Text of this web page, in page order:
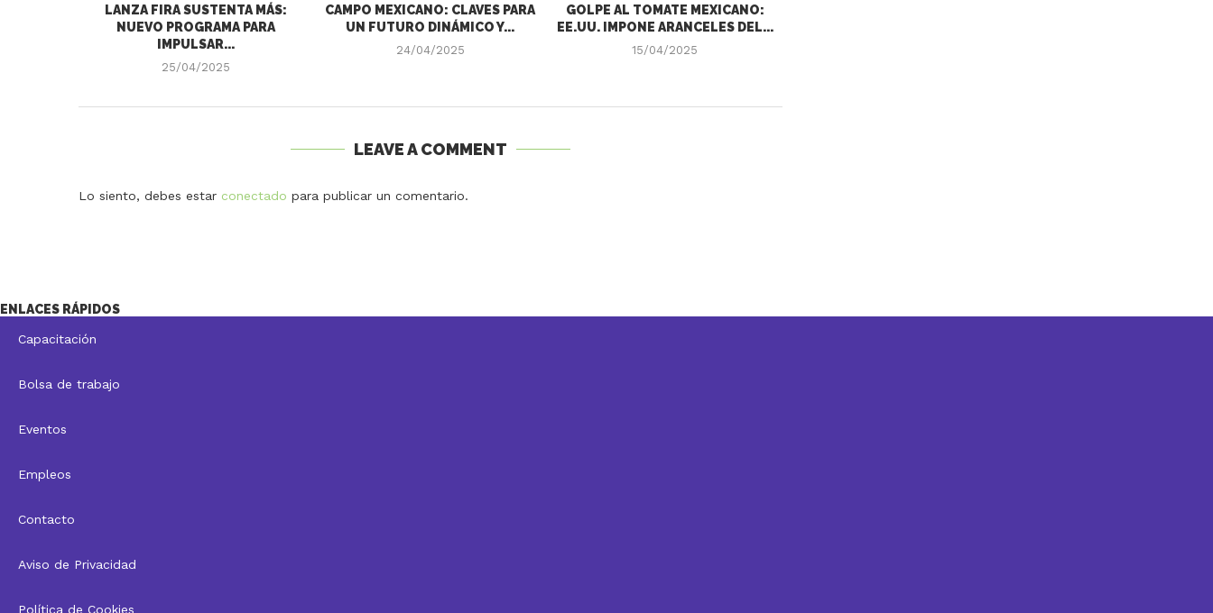
LANZA FIRA SUSTENTA MÁS:
NUEVO PROGRAMA PARA
IMPULSAR...
25/04/2025
CAMPO MEXICANO: CLAVES PARA
UN FUTURO DINÁMICO Y...
24/04/2025
GOLPE AL TOMATE MEXICANO:
EE.UU. IMPONE ARANCELES DEL...
15/04/2025
LEAVE A COMMENT
Lo siento, debes estar conectado para publicar un comentario.
ENLACES RÁPIDOS
Capacitación
Bolsa de trabajo
Eventos
Empleos
Contacto
Aviso de Privacidad
Política de Cookies